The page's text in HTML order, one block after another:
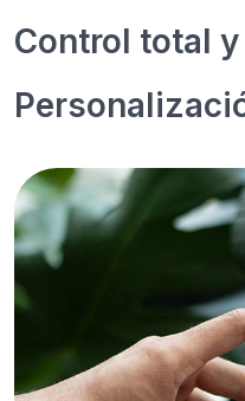
Control total